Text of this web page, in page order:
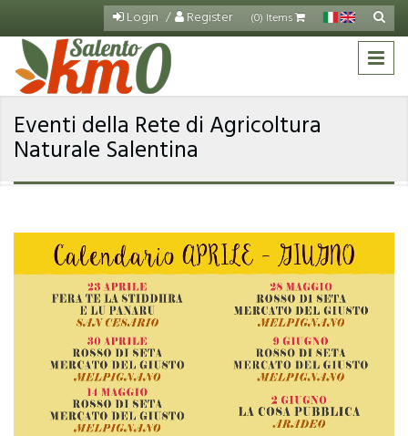
Salta al contenuto principale
Login Register (0) Items
di
Cerca
Eventi della Rete di Agricoltura
Naturale Salentina
calendario-rete-aprile-
giugno.jpeg